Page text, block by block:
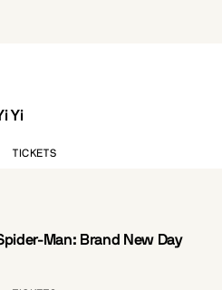
Yi
VO.ST.FR
TICKETS
Man: Brand New Day
VO.ST.FR